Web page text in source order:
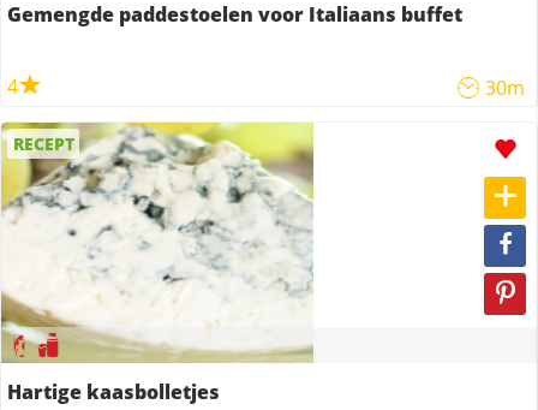
Gemengde paddestoelen voor Italiaans buffet
4 30m
RECEPT
Hartige kaasbolletjes